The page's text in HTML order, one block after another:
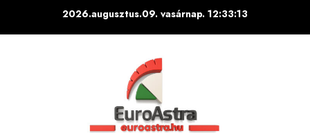
2026.augusztus.09. vasárnap. 12:33:14